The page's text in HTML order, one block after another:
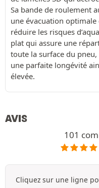
Sa bande de roulement
une évacuation optimale
réduire les risques
plat qui assure une
toute la surface du pneu,
une parfaite longévité
élevée.
AVIS
101
Cliquez sur une ligne